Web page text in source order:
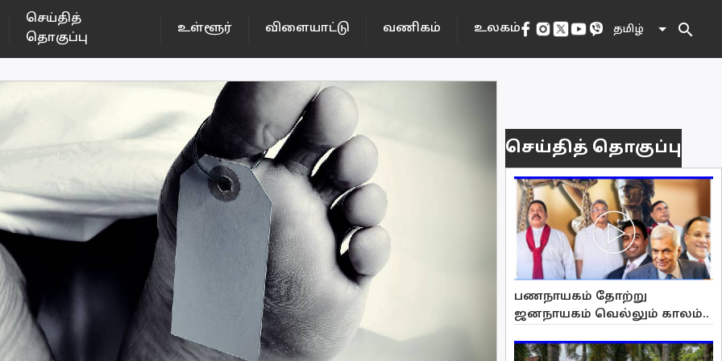
செய்தித்
தொகுப்பு
உள்ளூர் விளையாட்டு வணிகம் உலகம் தமிழ் search
செய்தித் தொகுப்பு
பணநாயகம் தோற்று
ஜனநாயகம் வெல்லும் காலம்..